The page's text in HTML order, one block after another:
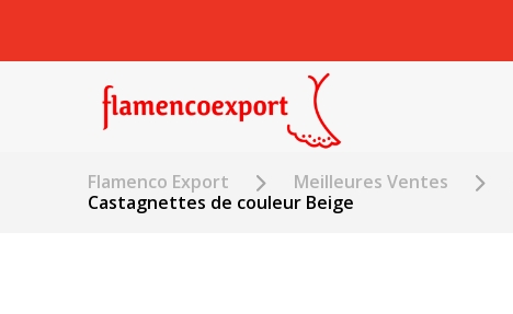
Flamenco Export Meilleures Ventes
Castagnettes de couleur Beige